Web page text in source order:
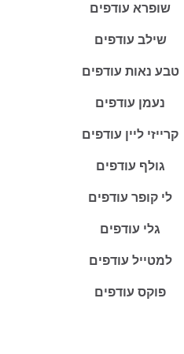
שופרא עודפים
שילב עודפים
טבע נאות עודפים
נעמן עודפים
קרייזי ליין עודפים
גולף עודפים
לי קופר עודפים
גלי עודפים
למטייל עודפים
פוקס עודפים